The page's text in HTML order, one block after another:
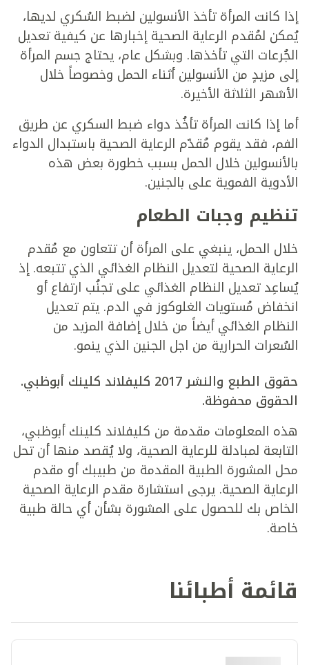
إذا كانت المرأة تأخذ الأنسولين لضبط السُكري لديها،
يُمكن لمُقدم الرعاية الصحية إخبارها عن كيفية تعديل
الجُرعات التي تأخذها. وبشكل عام، يحتاج جسم المرأة
إلى مزيدٍ من الأنسولين أثناء الحمل وخصوصاً خلال
الأشهر الثلاثة الأخيرة.
أما إذا كانت المرأة تأخُذ دواء ضبط السكري عن طريق
الفم، فقد يقوم مُقدّم الرعاية الصحية باستبدال الدواء
بالأنسولين خلال الحمل بسبب خطورة بعض هذه
الأدوية الفموية على بالجنين.
تنظيم وجبات الطعام
خلال الحمل، ينبغي على المرأة أن تتعاون مع مُقدم
الرعاية الصحية لتعديل النظام الغذائي الذي تتبعه. إذ
يُساعِد تعديل النظام الغذائي على تجنُب ارتفاع أو
انخفاض مُستويات الغلوكوز في الدم. يتم تعديل
النظام الغذائي أيضاً من خلال إضافة المزيد من
السُعرات الحرارية من اجل الجنين الذي ينمو.
حقوق الطبع والنشر 2017 كليفلاند كلينك أبوظبي.
الحقوق محفوظة.
هذه المعلومات مقدمة من كليفلاند كلينك أبوظبي،
التابعة لمبادلة للرعاية الصحية، ولا يُقصد منها أن تحل
محل المشورة الطبية المقدمة من طبيبك أو مقدم
الرعاية الصحية. يرجى استشارة مقدم الرعاية الصحية
الخاص بك للحصول على المشورة بشأن أي حالة طبية
خاصة.
قائمة أطبائنا